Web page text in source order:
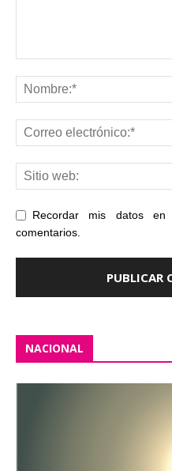
Recordar mis datos
comentarios.
NACIONAL